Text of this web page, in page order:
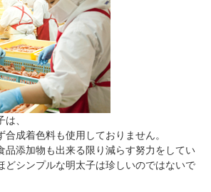
、
成着色料も使用しておりません。
品添加物も出来る限り減らす努力をしてい
どシンプルな明太子は珍しいのではないで